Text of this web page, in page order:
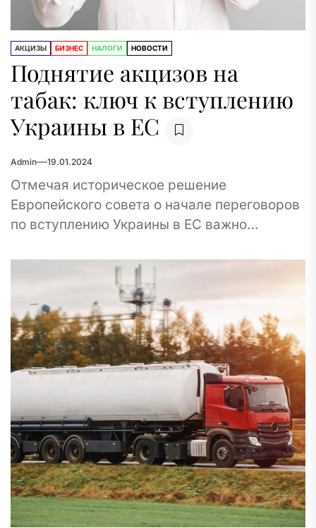
АКЦИЗЫ БИЗНЕС НАЛОГИ НОВОСТИ
Поднятие акцизов на
табак: ключ к вступлению
Украины в ЕС
Admin 19.01.2024
Отмечая историческое решение
Европейского совета о начале переговоров
по вступлению Украины в ЕС важно
гармонизации законодательства с
требованиями Евросоюза....